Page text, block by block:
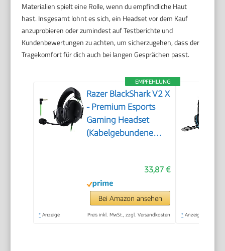
Materialien spielt eine Rolle, wenn du empfindliche Haut
hast. Insgesamt lohnt es sich, ein Headset vor dem Kauf
anzuprobieren oder zumindest auf Testberichte und
Kundenbewertungen zu achten, um sicherzugehen, dass der
Tragekomfort für dich auch bei langen Gesprächen passt.
EMPFEHLUNG
Razer BlackShark V2 X
- Premium Esports
Gaming Headset
(Kabelgebundene
Rauschunterdrückung
für PC, Mac, PS4,
Xbox One & Switch)
Schwarz
33,87 €
Bei Amazon ansehen
* Anzeige Preis inkl. MwSt., zzgl. Versandkosten * Anzeige